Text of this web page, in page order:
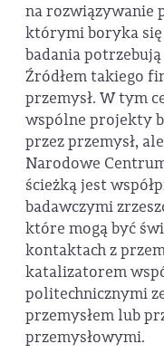
na rozwiązywanie
którymi boryka się
badania
Źródłem takiego
przemysł. W tym
wspólne projekty
przez przemysł,
Narodowe
ścieżką jest
badawczymi
które mogą być
kontaktach z
katalizatorem
politechnicznymi
przemysłem lub
przemysłowymi.